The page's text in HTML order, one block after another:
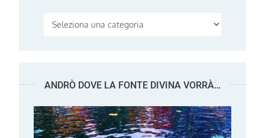
Categorie
ANDRÒ DOVE LA FONTE DIVINA VORRÀ…